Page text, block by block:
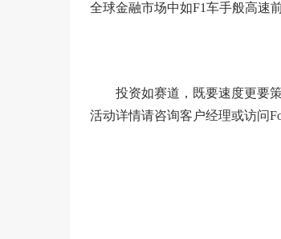
全球金融市场中如F1车手般高速
投资如赛道，既要速度更要
活动详情请咨询客户经理或访问